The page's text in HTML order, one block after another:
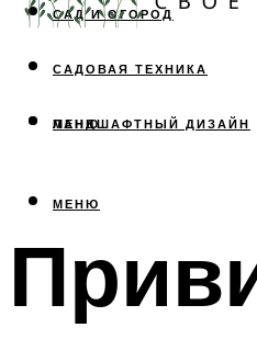
САД И ОГОРОД
САДОВАЯ ТЕХНИКА
ЛАНДШАФТНЫЙ ДИЗАЙН
МЕНЮ
МЕНЮ